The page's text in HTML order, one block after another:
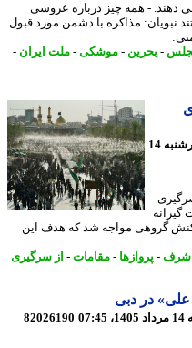
- همه چیز درباره عروسی
مذاکره با دشمن مورد قبول
-بحرین- موشکی-ملت ایران -
2 روز پیش - چهارشنبه 14
گروهی مواجه شد که هدف این
- پروازها- مقامات-از سرگیری
در دبی
82026190